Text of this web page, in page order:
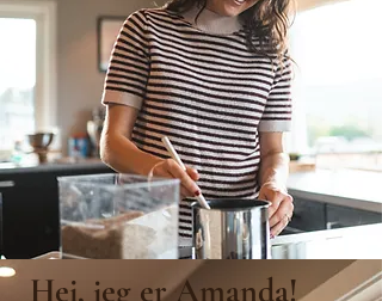
Hei, jeg er Amanda!